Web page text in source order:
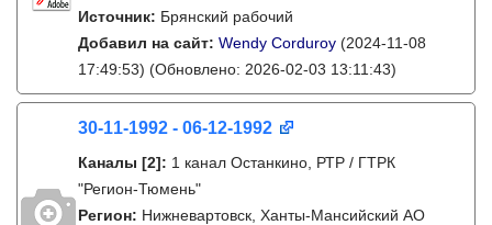
Источник: Брянский рабочий
Добавил на сайт: Wendy Corduroy (2024-11-08
17:49:53) (Обновлено: 2026-02-03 13:11:43)
30-11-1992 - 06-12-1992
Каналы [2]: 1 канал Останкино, РТР / ГТРК
"Регион-Тюмень"
Регион: Нижневартовск, Ханты-Мансийский АО